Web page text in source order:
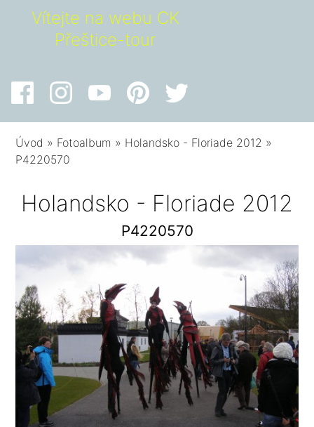
Vítejte na webu CK
Přeštice-tour
Úvod » Fotoalbum » Holandsko - Floriade 2012 »
P4220570
Holandsko - Floriade 2012
P4220570